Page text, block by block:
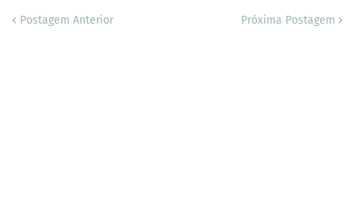
Postagem Anterior Próxima Postagem